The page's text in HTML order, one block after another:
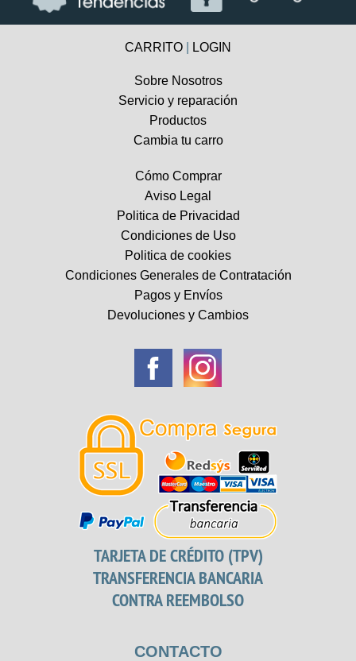
CARRITO LOGIN
Sobre Nosotros
Servicio y reparación
Productos
Cambia tu carro
Cómo Comprar
Aviso Legal
Politica de Privacidad
Condiciones de Uso
Politica de cookies
Condiciones Generales de Contratación
Pagos y Envíos
Devoluciones y Cambios
TARJETA DE CRÉDITO (TPV)
TRANSFERENCIA BANCARIA
CONTRA REEMBOLSO
CONTACTO